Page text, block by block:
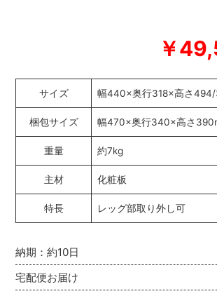
￥
納期：約10日
宅配便お届け
サイズ 幅440×奥行318×高さ
梱包サイズ 幅470×奥行340×高さ
重量 約7kg
主材 化粧板
特長 レッグ部取り外し可